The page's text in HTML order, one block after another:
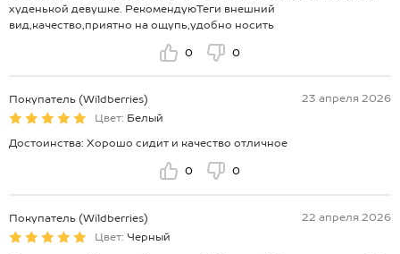
худенькой девушке. РекомендуюТеги внешний
вид,качество,приятно на ощупь,удобно носить
0 0
Покупатель (Wildberries)
23 апреля 2026
Цвет: Белый
Достоинства: Хорошо сидит и качество отличное
0 0
Покупатель (Wildberries)
22 апреля 2026
Цвет: Черный